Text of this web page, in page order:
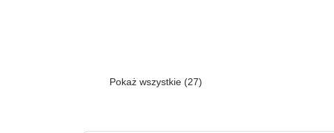
Pokaż wszystkie (27)